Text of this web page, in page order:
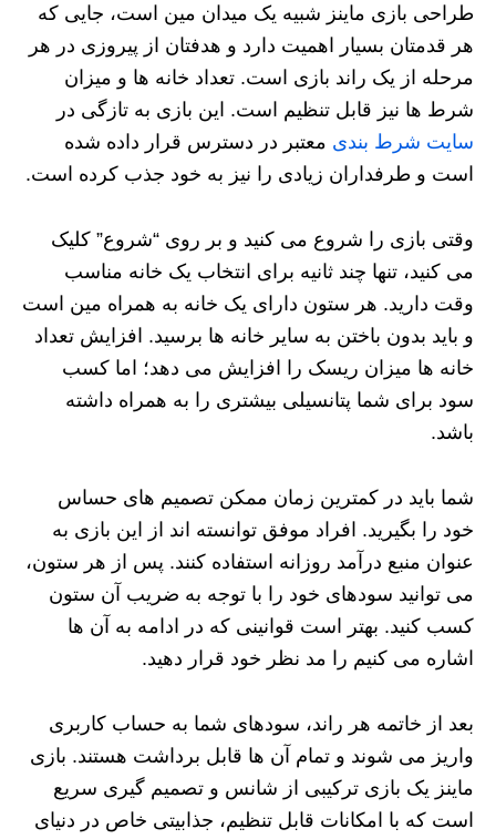
طراحی بازی ماینز شبیه یک میدان مین است، جایی که
هر قدمتان بسیار اهمیت دارد و هدفتان از پیروزی در هر
مرحله از یک راند بازی است. تعداد خانه‌ ها و میزان
شرط‌ ها نیز قابل تنظیم است. این بازی به تازگی در
سایت شرط بندی معتبر در دسترس قرار داده شده
است و طرفداران زیادی را نیز به خود جذب کرده است.
وقتی بازی را شروع می‌ کنید و بر روی “شروع” کلیک
می‌ کنید، تنها چند ثانیه برای انتخاب یک خانه مناسب
وقت دارید. هر ستون دارای یک خانه به همراه مین است
و باید بدون باختن به سایر خانه‌ ها برسید. افزایش تعداد
خانه‌ ها میزان ریسک را افزایش می‌ دهد؛ اما کسب
سود برای شما پتانسیلی بیشتری را به همراه داشته
باشد.
شما باید در کمترین زمان ممکن تصمیم‌ های حساس
خود را بگیرید. افراد موفق توانسته‌ اند از این بازی به
عنوان منبع درآمد روزانه استفاده کنند. پس از هر ستون،
می‌ توانید سودهای خود را با توجه به ضریب آن ستون
کسب کنید. بهتر است قوانینی که در ادامه به آن ها
اشاره می کنیم را مد نظر خود قرار دهید.
بعد از خاتمه هر راند، سودهای شما به حساب کاربری
واریز می‌ شوند و تمام آن ها قابل برداشت هستند. بازی
ماینز یک بازی ترکیبی از شانس و تصمیم‌ گیری سریع
است که با امکانات قابل تنظیم، جذابیتی خاص در دنیای